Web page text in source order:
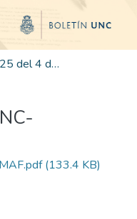
Edición 048/2025 del 4 de septiembre de 2025
(133.4 KB)